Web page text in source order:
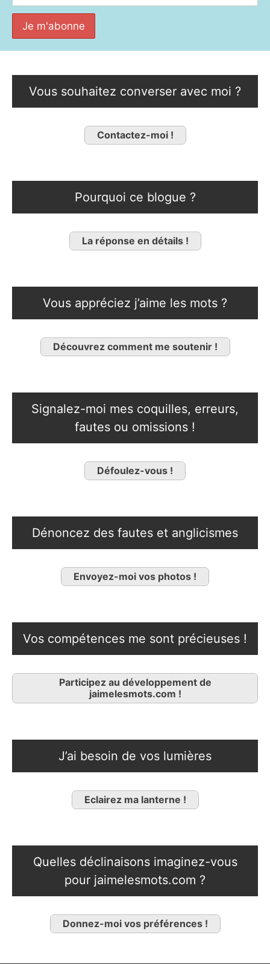
Vous souhaitez converser avec moi ?
Contactez-moi !
Pourquoi ce blogue ?
La réponse en détails !
Vous appréciez j’aime les mots ?
Découvrez comment me soutenir !
Signalez-moi mes coquilles, erreurs,
fautes ou omissions !
Défoulez-vous !
Dénoncez des fautes et anglicismes
Envoyez-moi vos photos !
Vos compétences me sont précieuses !
Participez au développement de
jaimelesmots.com !
J’ai besoin de vos lumières
Eclairez ma lanterne !
Quelles déclinaisons imaginez-vous
pour jaimelesmots.com ?
Donnez-moi vos préférences !